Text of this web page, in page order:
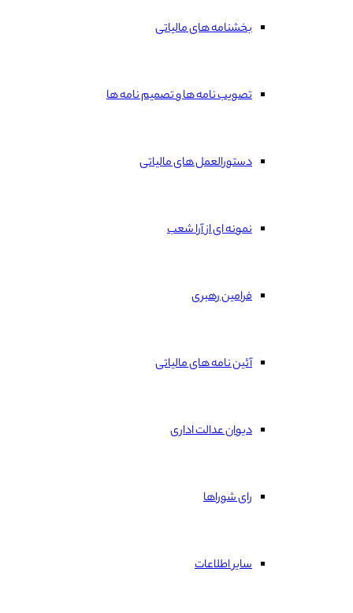
بخشنامه های مالیاتی
تصویب نامه ها و تصمیم نامه ها
دستورالعمل های مالیاتی
نمونه ای از آرا شعب
فرامین رهبری
آئین نامه های مالیاتی
دیوان عدالت اداری
رای شوراها
سایر اطلاعات